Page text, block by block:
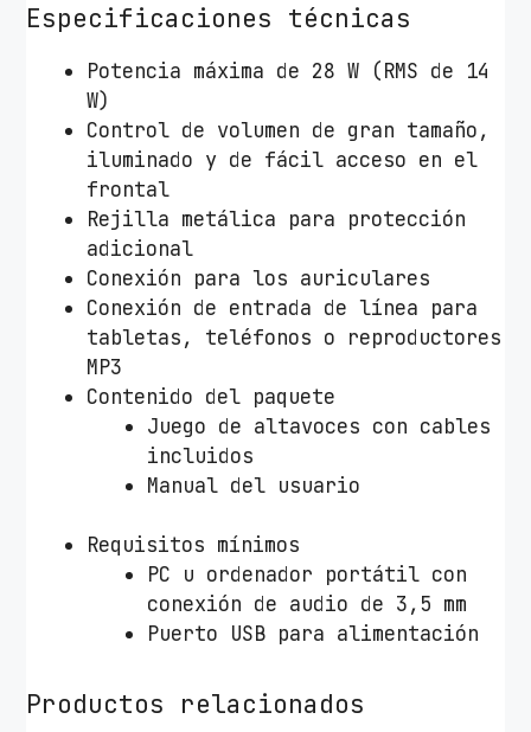
Especificaciones técnicas
Potencia máxima de 28 W (RMS de 14
W)
Control de volumen de gran tamaño,
iluminado y de fácil acceso en el
frontal
Rejilla metálica para protección
adicional
Conexión para los auriculares
Conexión de entrada de línea para
tabletas, teléfonos o reproductores
MP3
Contenido del paquete
Juego de altavoces con cables
incluidos
Manual del usuario
Requisitos mínimos
PC u ordenador portátil con
conexión de audio de 3,5 mm
Puerto USB para alimentación
Productos relacionados